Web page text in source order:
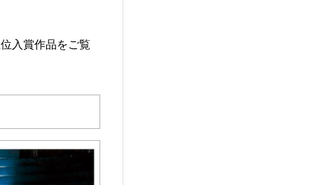
入賞作品をご覧